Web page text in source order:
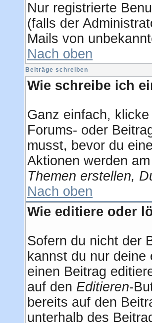
Nur registrierte
(falls der
Mails von
Nach oben
Beiträge schreiben
Wie schreibe ich
Ganz einfach,
Forums- oder
musst, bevor du
Aktionen werden
Themen erstellen,
Nach oben
Wie editiere oder
Sofern du nicht der
kannst du nur
einen Beitrag
auf den Editieren-
bereits auf den
unterhalb des